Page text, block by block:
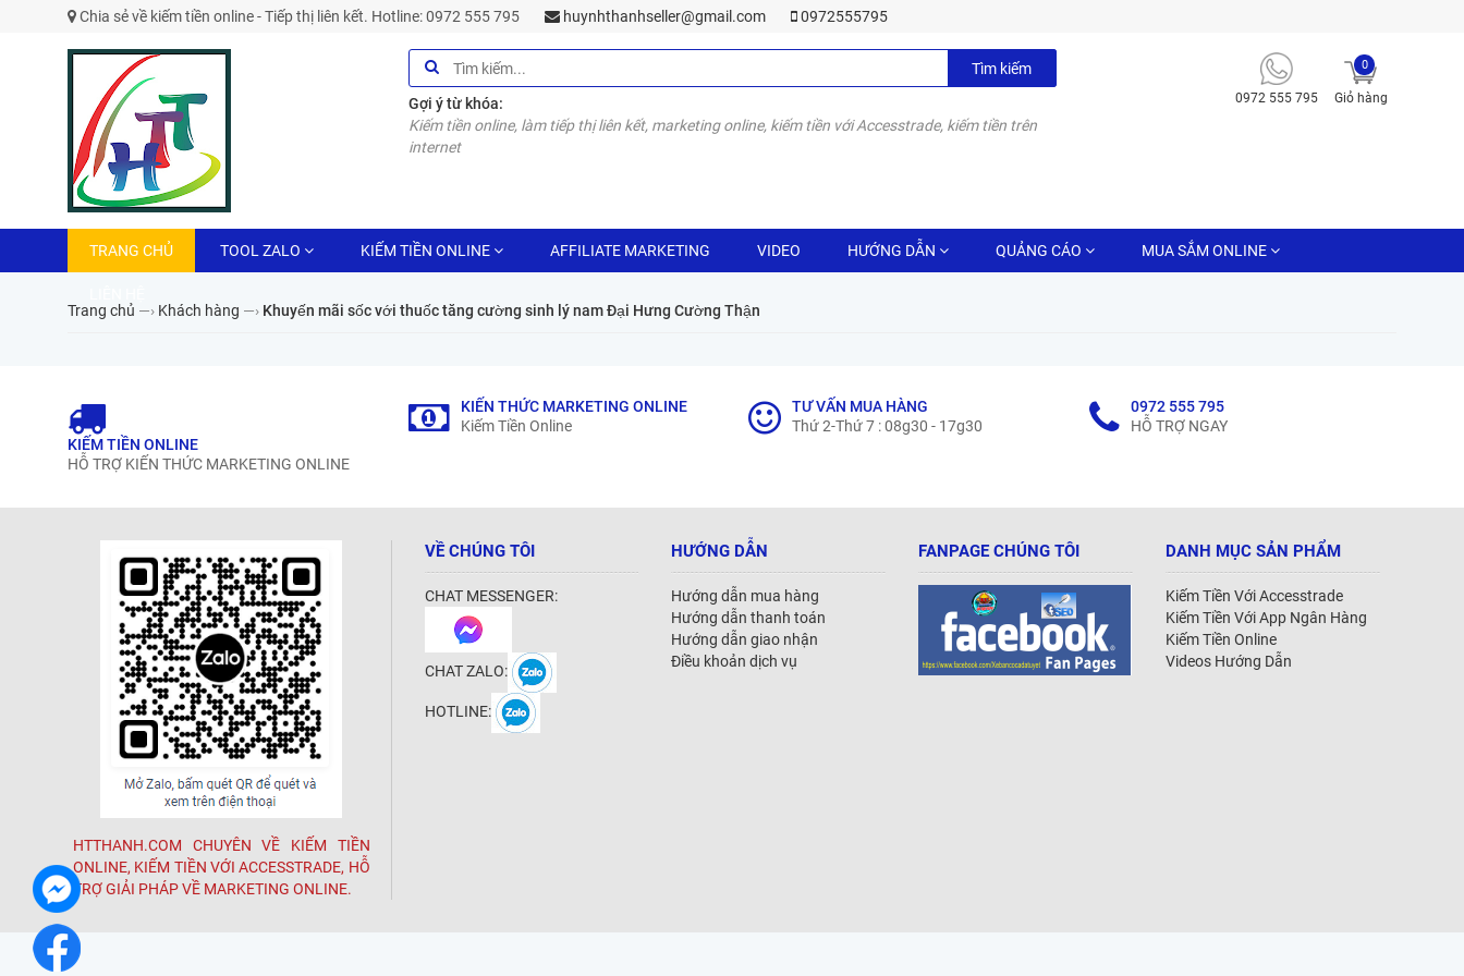
Chia sẻ về kiếm tiền online - Tiếp thị liên kết. Hotline: 0972 555 795 huynhthanhseller@gmail.com 0972555795
Tìm kiếm
Gợi ý từ khóa:
Kiếm tiền online, làm tiếp thị liên kết, marketing online, kiếm tiền với Accesstrade, kiếm tiền trên
internet
0972 555 795 Giỏ hàng
0
TRANG CHỦ TOOL ZALO KIẾM TIỀN ONLINE AFFILIATE MARKETING VIDEO HƯỚNG DẪN QUẢNG CÁO MUA SẮM ONLINE
Trang chủ —› Khách hàng —› Khuyến mãi sốc với thuốc tăng cường sinh lý nam Đại Hưng Cường Thận
KIẾM TIỀN ONLINE
HỖ TRỢ KIẾN THỨC MARKETING ONLINE
KIẾN THỨC MARKETING ONLINE
Kiếm Tiền Online
TƯ VẤN MUA HÀNG
Thứ 2-Thứ 7 : 08g30 - 17g30
0972 555 795
HỖ TRỢ NGAY
HTTHANH.COM CHUYÊN VỀ KIẾM TIỀN
ONLINE, KIẾM TIỀN VỚI ACCESSTRADE, HỖ
TRỢ GIẢI PHÁP VỀ MARKETING ONLINE.
VỀ CHÚNG TÔI
CHAT MESSENGER:
CHAT ZALO:
HOTLINE:
HƯỚNG DẪN
Hướng dẫn mua hàng
Hướng dẫn thanh toán
Hướng dẫn giao nhận
Điều khoản dịch vụ
FANPAGE CHÚNG TÔI DANH MỤC SẢN PHẨM
Kiếm Tiền Với Accesstrade
Kiếm Tiền Với App Ngân Hàng
Kiếm Tiền Online
Videos Hướng Dẫn